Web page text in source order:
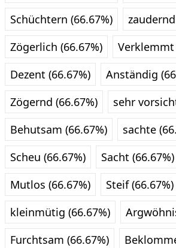
Schüchtern (66.67%)
Zögerlich (66.67%)
Verklemmt
Dezent (66.67%)
Anständig
Zögernd (66.67%)
sehr
Behutsam (66.67%)
sachte
Scheu (66.67%)
Sacht (66.67%)
Mutlos (66.67%)
Steif (66.67%)
kleinmütig (66.67%)
Furchtsam (66.67%)